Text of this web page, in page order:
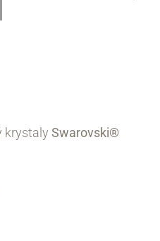
krystaly Swarovski®